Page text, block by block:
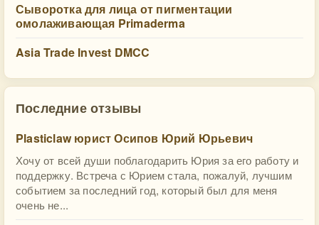
Сыворотка для лица от пигментации
омолаживающая Primaderma
Asia Trade Invest DMCC
Последние отзывы
Plasticlaw юрист Осипов Юрий Юрьевич
Хочу от всей души поблагодарить Юрия за его работу и
поддержку. Встреча с Юрием стала, пожалуй, лучшим
событием за последний год, который был для меня
очень не...